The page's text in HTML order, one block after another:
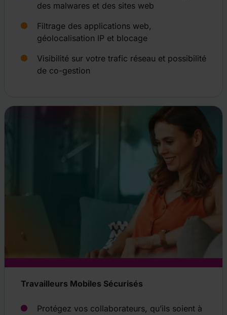
des malwares et des sites web
Filtrage des applications web,
géolocalisation IP et blocage
Visibilité sur votre trafic réseau et possibilité
de co-gestion
Travailleurs Mobiles Sécurisés
Protégez vos collaborateurs, qu’ils soient à